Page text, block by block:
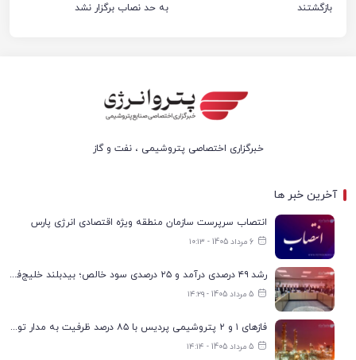
بازگشتند
به حد نصاب برگزار نشد
خبرگزاری اختصاصی پتروشیمی ، نفت و گاز
آخرین خبر ها
انتصاب سرپرست سازمان منطقه ویژه اقتصادی انرژی پارس
6 مرداد 1405 - ۱۰:۱۳
رشد ۴۹ درصدی درآمد و ۲۵ درصدی سود خالص؛ بیدبلند خلیج‌فارس سال ۱۴۰۴ را با رکوردهای جدید به پایان رساند
5 مرداد 1405 - ۱۴:۲۹
فازهای ۱ و ۲ پتروشیمی پردیس با ۸۵ درصد ظرفیت به مدار تولید بازگشتند
5 مرداد 1405 - ۱۴:۱۴